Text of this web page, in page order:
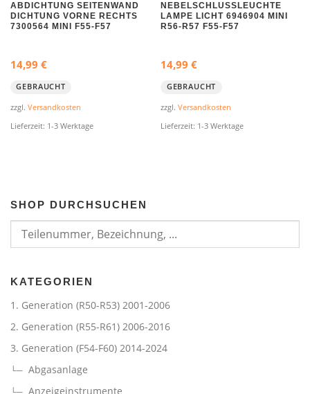
ABDICHTUNG SEITENWAND
DICHTUNG VORNE RECHTS
7300564 MINI F55-F57
14,99 €
GEBRAUCHT
zzgl. Versandkosten
Lieferzeit: 1-3 Werktage
NEBELSCHLUSSLEUCHTE
LAMPE LICHT 6946904 MINI
R56-R57 F55-F57
14,99€
GEBRAUCHT
zzgl.Versandkosten
Lieferzeit: 1-3 Werktage
SHOP DURCHSUCHEN
KATEGORIEN
1. Generation (R50-R53) 2001-2006
2. Generation (R55-R61) 2006-2016
3. Generation (F54-F60) 2014-2024
Abgasanlage
Anzeigeinstrumente